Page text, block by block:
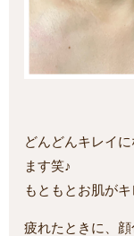
どんどんキレイ
ます笑♪
もともとお肌がキ
疲れたときに、